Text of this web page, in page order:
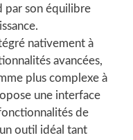
par son équilibre
nativement à
avancées,
plus complexe à
une interface
de
outil idéal tant